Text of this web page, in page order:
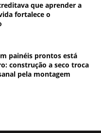
que aprender a
fortalece o
painéis prontos está
construção a seco troca
pela montagem